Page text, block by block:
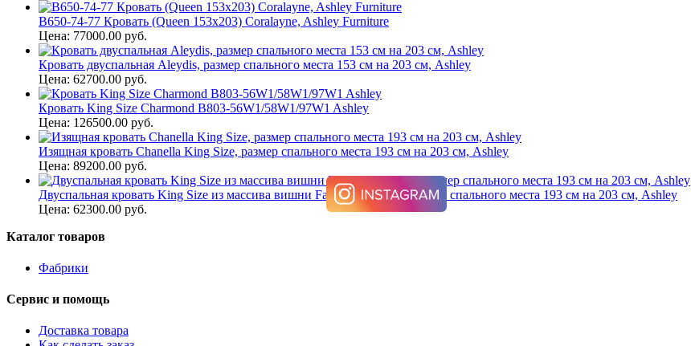
B650-74-77 Кровать (Queen 153x203) Coralayne, Ashley Furniture
Цена: 77000.00 руб.
Кровать двуспальная Aleydis, размер спального места 153 см на 203 см, Ashley
Цена: 62700.00 руб.
Кровать King Size Charmond B803-56W1/58W1/97W1 Ashley
Цена: 126500.00 руб.
Изящная кровать Chanella King Size, размер спального места 193 см на 203 см, Ashley
Цена: 89200.00 руб.
Двуспальная кровать King Size из массива вишни Fairbrooks Estate, размер спального места 193 см на 203 см, Ashley
Цена: 62300.00 руб.
Каталог товаров
Фабрики
Сервис и помощь
Доставка товара